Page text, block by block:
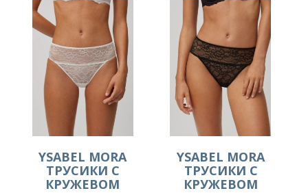
YSABEL MORA
ТРУСИКИ С
КРУЖЕВОМ
YSABEL MORA
ТРУСИКИ С
КРУЖЕВОМ